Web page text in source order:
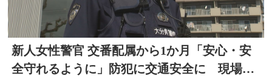
新人女性警官 交番配属から1か月「安心・安
全守れるように」防犯に交通安全に 現場で